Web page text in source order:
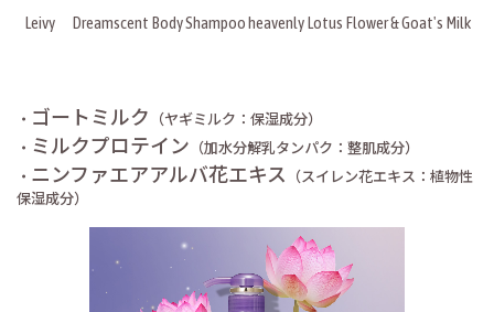
Leivy Dreamscent Body Shampoo heavenly Lotus Flower & Goat's Milk
・ ゴートミルク （ヤギミルク：保湿成分）
・ ミルクプロテイン （加水分解乳タンパク：整肌成分）
・ ニンファエアアルバ花エキス （スイレン花エキス：植物性
保湿成分）